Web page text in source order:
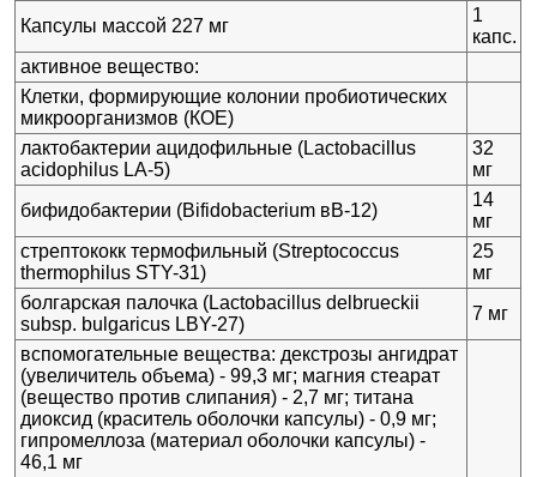
Капсулы массой 227 мг
1
капс.
активное вещество:
Клетки, формирующие колонии пробиотических
микроорганизмов (КОЕ)
лактобактерии ацидофильные (Lactobacillus
acidophilus LA-5)
32
мг
бифидобактерии (Bifidobacterium вB-12)
14
мг
стрептококк термофильный (Streptococcus
thermophilus STY-31)
25
мг
болгарская палочка (Lactobacillus delbrueckii
subsp. bulgaricus LBY-27)
7 мг
вспомогательные вещества: декстрозы ангидрат
(увеличитель объема) - 99,3 мг; магния стеарат
(вещество против слипания) - 2,7 мг; титана
диоксид (краситель оболочки капсулы) - 0,9 мг;
гипромеллоза (материал оболочки капсулы) -
46,1 мг